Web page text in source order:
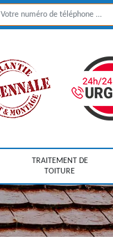
TRAITEMENT DE
TOITURE